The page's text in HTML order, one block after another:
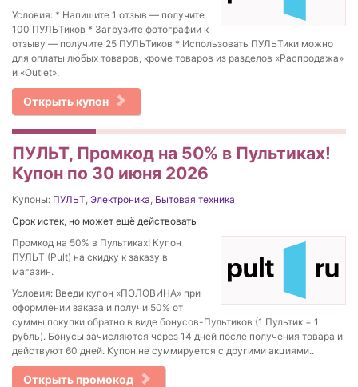
Условия: * Напишите 1 отзыв — получите
100 ПУЛЬТиков * Загрузите фотографии к
отзыву — получите 25 ПУЛЬТиков * Использовать ПУЛЬТики можно
для оплаты любых товаров, кроме товаров из разделов «Распродажа»
и «Outlet».
Открыть купон
ПУЛЬТ, Промкод на 50% в Пультиках!
Купон по 30 июня 2026
Купоны: ПУЛЬТ Электроника Бытовая техника
Срок истек, но может ещё действовать
Промкод на 50% в Пультиках! Купон
ПУЛЬТ (Pult) на скидку к заказу в
магазин.
Условия: Введи купон «ПОЛОВИНА» при
оформлении заказа и получи 50% от
суммы покупки обратно в виде бонусов-Пультиков (1 Пультик = 1
рубль). Бонусы зачисляются через 14 дней после получения товара и
действуют 60 дней. Купон не суммируется с другими акциями..
Открыть промокод